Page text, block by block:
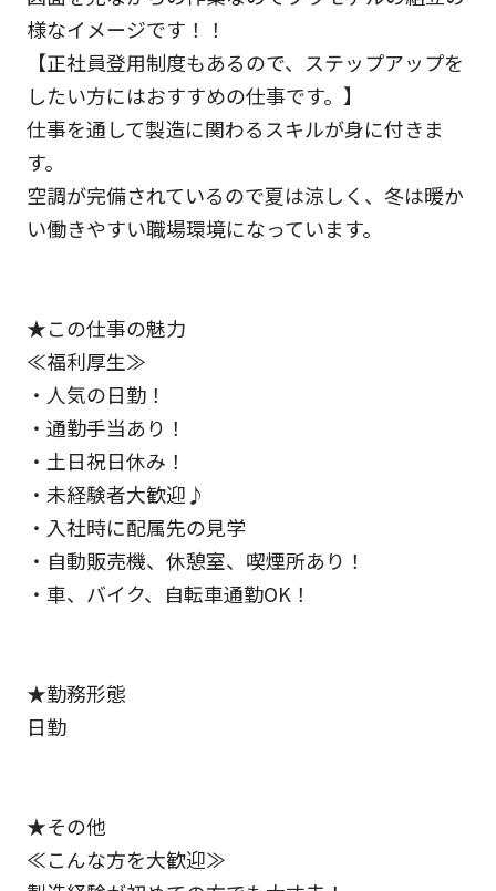
様なイメージです！！
【正社員登用制度もあるので、ステップアップを
したい方にはおすすめの仕事です。】
仕事を通して製造に関わるスキルが身に付きま
す。
空調が完備されているので夏は涼しく、冬は暖か
い働きやすい職場環境になっています。
★この仕事の魅力
≪福利厚生≫
・人気の日勤！
・通勤手当あり！
・土日祝日休み！
・未経験者大歓迎♪
・入社時に配属先の見学
・自動販売機、休憩室、喫煙所あり！
・車、バイク、自転車通勤OK！
★勤務形態
日勤
★その他
≪こんな方を大歓迎≫